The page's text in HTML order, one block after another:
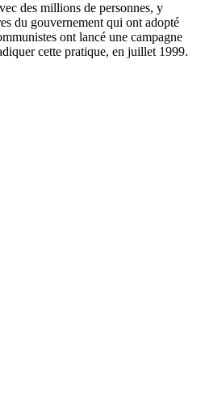
des millions de personnes, y
du gouvernement qui ont adopté
ont lancé une campagne
cette pratique, en juillet 1999.